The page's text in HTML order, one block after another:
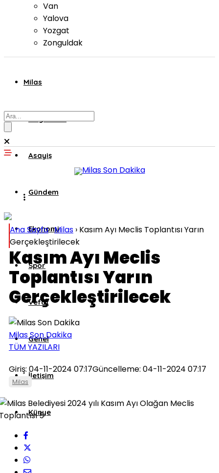
Van
Yalova
Yozgat
Zonguldak
Milas
Muğla’dan
Asayiş
Gündem
Ekonomi
Spor
Vefat
Genel
İletişim
Künye
Ana Sayfa›Milas › Kasım Ayı Meclis Toplantısı Yarın
Gerçekleştirilecek
Kasım Ayı Meclis
Toplantısı Yarın
Gerçekleştirilecek
Milas Son Dakika
TÜM YAZILARI
Giriş: 04-11-2024 07:17Güncelleme: 04-11-2024 07:17
Milas